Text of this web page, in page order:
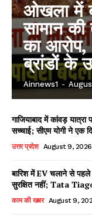
ओखला में
सामान
का
ब्रांडों के
Ainnews1 -
गाजियाबाद में कांवड़ यात्रा
सच्चाई; सीएम योगी ने एक
उत्तर प्रदेश August 9, 2026
बारिश में EV चलाने से
सुरक्षित नहीं; Tata
काम की खबर August 9,